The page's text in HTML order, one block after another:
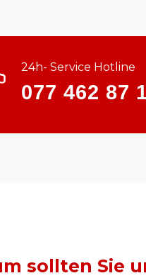
24h- Service Hotline
077 462 87
sollten Sie